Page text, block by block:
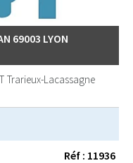
69003 LYON
Trarieux-Lacassagne
Réf : 11936